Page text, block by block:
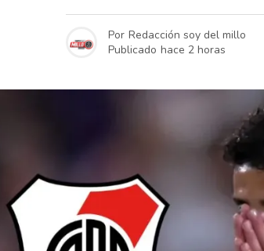
Por Redacción soy del millo
Publicado hace 2 horas